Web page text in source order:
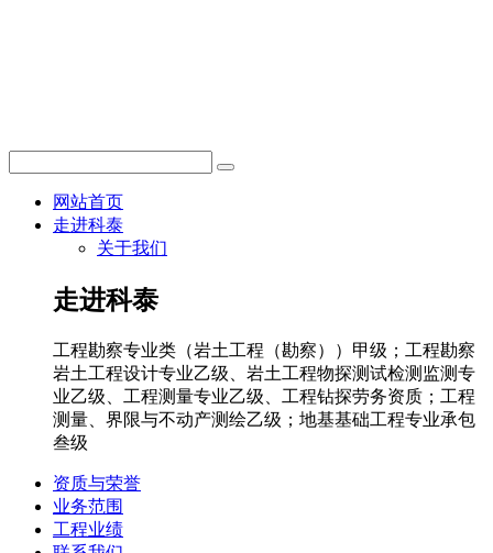
网站首页
走进科泰
关于我们
走进科泰
工程勘察专业类（岩土工程（勘察））甲级；工程勘察
岩土工程设计专业乙级、岩土工程物探测试检测监测专
业乙级、工程测量专业乙级、工程钻探劳务资质；工程
测量、界限与不动产测绘乙级；地基基础工程专业承包
叁级
资质与荣誉
业务范围
工程业绩